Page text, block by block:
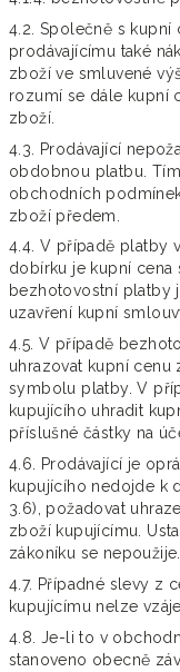
4.2. Společně s
prodávajícímu také
zboží ve smluvené
rozumí se dále kupní
zboží.
4.3. Prodávající
obdobnou platbu.
obchodních
zboží předem.
4.4. V případě platby
dobírku je kupní
bezhotovostní platby
uzavření kupní
4.5. V případě
uhrazovat kupní
symbolu platby. V
kupujícího uhradit
příslušné částky na
4.6. Prodávající je
kupujícího nedojde k
3.6), požadovat
zboží kupujícímu.
zákoníku se nepoužije.
4.7. Případné slevy z
kupujícímu nelze
4.8. Je-li to v
stanoveno obecně